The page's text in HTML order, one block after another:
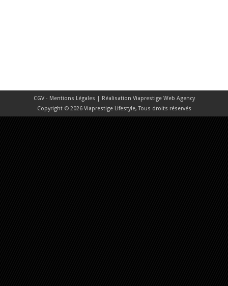
CGV - Mentions Légales | Réalisation Viaprestige Web Agency
Copyright © 2026 Viaprestige Lifestyle, Tous droits réservés